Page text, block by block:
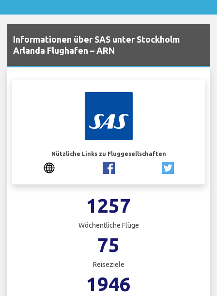
Informationen über SAS unter Stockholm
Arlanda Flughafen – ARN
Nützliche Links zu Fluggesellschaften
1257
Wöchentliche Flüge
75
Reiseziele
1946